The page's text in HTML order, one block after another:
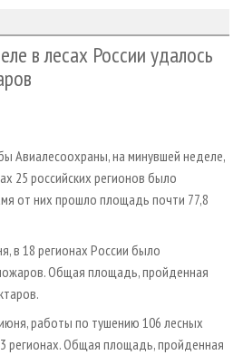
ПЛИТ
в лесах России удалось
Авиалесоохраны, на минувшей неделе,
25 российских регионов было
от них прошло площадь почти 77,8
в 18 регионах России было
Общая площадь, пройденная
работы по тушению 106 лесных
регионах. Общая площадь, пройденная